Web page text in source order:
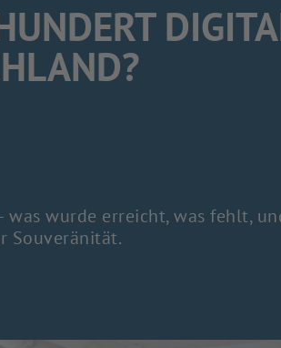
was wurde erreicht, was fehlt,
Souveränität.